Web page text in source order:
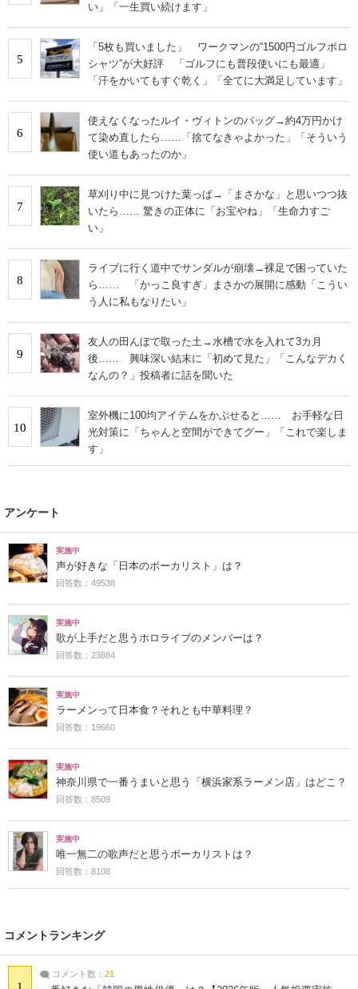
い」「一生買い続けます」
5
「5枚も買いました」 ワークマンの“1500円ゴルフポロ
シャツ”が大好評 「ゴルフにも普段使いにも最適」
「汗をかいてもすぐ乾く」「全てに大満足しています」
6
使えなくなったルイ・ヴィトンのバッグ→約4万円かけ
て染め直したら……「捨てなきゃよかった」「そういう
使い道もあったのか」
7
草刈り中に見つけた葉っぱ→「まさかな」と思いつつ抜
いたら…… 驚きの正体に「お宝やね」「生命力すご
い」
8
ライブに行く道中でサンダルが崩壊→裸足で困っていた
ら…… 「かっこ良すぎ」まさかの展開に感動「こうい
う人に私もなりたい」
9
友人の田んぼで取った土→水槽で水を入れて3カ月
後…… 興味深い結末に「初めて見た」「こんなデカく
なんの？」投稿者に話を聞いた
10
室外機に100均アイテムをかぶせると…… お手軽な日
光対策に「ちゃんと空間ができてグー」「これで楽しま
す」
アンケート
実施中
声が好きな「日本のボーカリスト」は？
回答数：49538
実施中
歌が上手だと思うホロライブのメンバーは？
回答数：23884
実施中
ラーメンって日本食？それとも中華料理？
回答数：19660
実施中
神奈川県で一番うまいと思う「横浜家系ラーメン店」はどこ？
回答数：8509
実施中
唯一無二の歌声だと思うボーカリストは？
回答数：8108
コメントランキング
コメント数： 21